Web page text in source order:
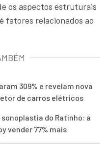
os aspectos estruturais
fatores relacionados ao
309% e revelam nova
de carros elétricos
do Ratinho: a
vender 77% mais